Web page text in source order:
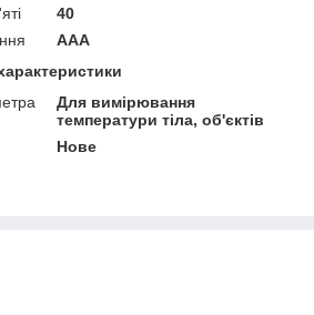
40
AAA
Для вимірювання
температури тіла, об'єктів
Нове